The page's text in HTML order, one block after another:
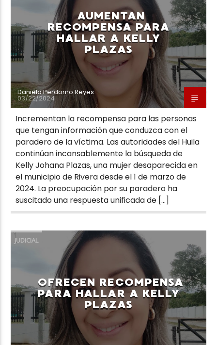
AUMENTAN
RECOMPENSA PARA
HALLAR A KELLY
PLAZAS
Daniela Perdomo Reyes
03/22/2024
Incrementan la recompensa para las personas
que tengan información que conduzca con el
paradero de la víctima. Las autoridades del Huila
continúan incansablemente la búsqueda de
Kelly Johana Plazas, una mujer desaparecida en
el municipio de Rivera desde el 1 de marzo de
2024. La preocupación por su paradero ha
suscitado una respuesta unificada de […]
JUDICIAL
OFRECEN RECOMPENSA
PARA HALLAR A KELLY
PLAZAS